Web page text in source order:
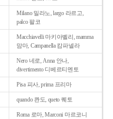
Milano 밀라노, largo 라르고,
palco 팔코
Macchiavelli 마키아벨리, mamma
맘마, Campanella 캄파넬라
Nero 네로, Anna 안나,
divertimento 디베르티멘토
Pisa 피사, prima 프리마
quando 콴도, queto 퀘토
Roma 로마, Marconi 마르코니